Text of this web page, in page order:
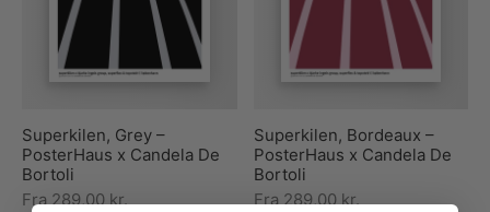
Superkilen, Grey –
PosterHaus x Candela De
Bortoli
Fra 289,00kr.
Superkilen, Bordeaux –
PosterHaus x Candela De
Bortoli
Fra 289,00kr.